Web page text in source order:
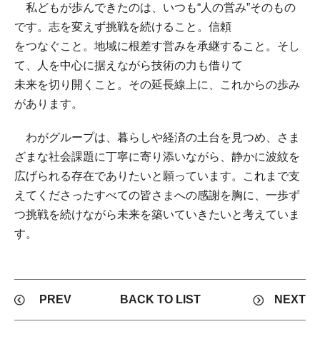
私どもが歩んできたのは、いつも“人の営み”そのもの
です。志を変えず挑戦を続けること。信頼
をつなぐこと。地域に根差す営みを承継すること。そし
て、人を中心に据えながら技術の力も借りて
未来を切り開くこと。その延長線上に、これからの歩み
があります。
わがグループは、暮らしや経済の土台を見つめ、さま
ざまな社会課題に丁寧に寄り添いながら、静かに波紋を
広げられる存在でありたいと願っています。これまで支
えてくださったすべての皆さまへの感謝を胸に、一歩ず
つ挑戦を続けながら未来を築いていきたいと考えていま
す。
PREV BACK TO LIST NEXT